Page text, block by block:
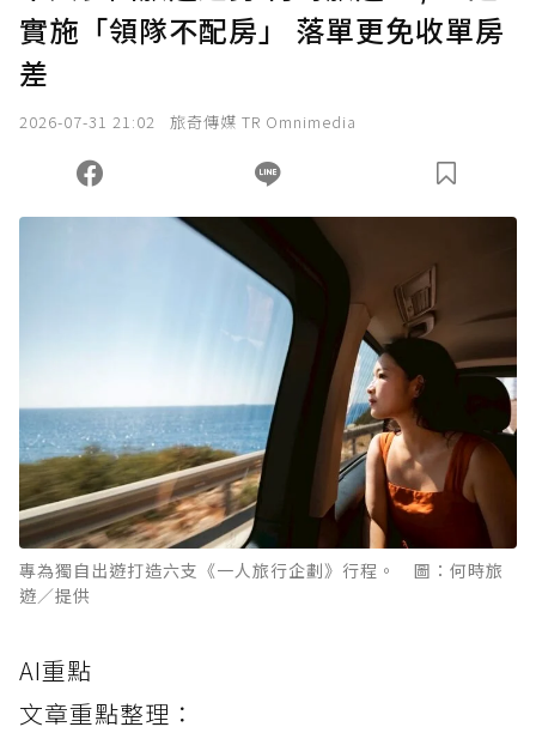
確認送出
您當前剩餘 U 利點數：0點；前往 購買點數
實施「領隊不配房」 落單更免收單房
差
2026-07-31 21:02 旅奇傳媒 TR Omnimedia
專為獨自出遊打造六支《一人旅行企劃》行程。 圖：何時旅
遊／提供
AI重點
文章重點整理：